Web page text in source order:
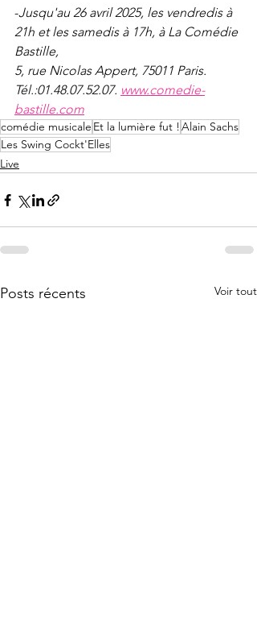
-Jusqu'au 26 avril 2025, les vendredis à
21h et les samedis à 17h, à La Comédie
Bastille,
5, rue Nicolas Appert, 75011 Paris.
Tél.:01.48.07.52.07. www.comedie-
bastille.com
comédie musicale Et la lumière fut !Alain Sachs
Les Swing Cockt'Elles
Live
Posts récents Voir tout